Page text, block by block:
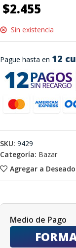
$2.455
Pague hasta en 12
Sin existencia
Agregar a
SKU: 9429
Categoría: Bazar
Medio de Pago